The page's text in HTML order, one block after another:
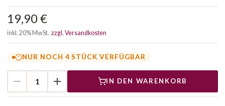
19,90 €
inkl. 20% MwSt. zzgl. Versandkosten
NUR NOCH 4 STÜCK VERFÜGBAR
IN DEN WARENKORB